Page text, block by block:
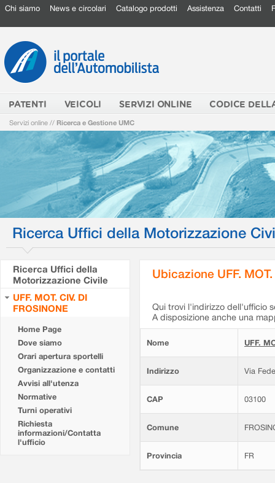
Chi siamo News e circolari Catalogo prodotti Assistenza Contatti
PATENTI VEICOLI SERVIZI ONLINE CODICE
Servizi online // Ricerca e Gestione UMC
Ricerca Uffici della Motorizzazione
Ricerca Uffici della
Motorizzazione Civile
UFF. MOT. CIV. DI
FROSINONE
Home Page
Dove siamo
Orari apertura sportelli
Organizzazione e contatti
Avvisi all'utenza
Normative
Turni operativi
Richiesta
informazioni/Contatta
l'ufficio
Ubicazione UFF.
Qui trovi l'indirizzo dell'ufficio
A disposizione anche una
Nome UFF.
Indirizzo Via
CAP 03100
Comune
Provincia FR